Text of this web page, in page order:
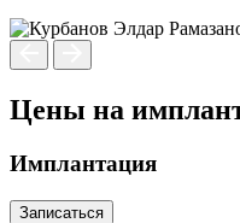
Цены на
Имплантация
Записаться